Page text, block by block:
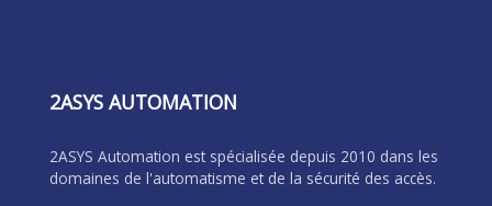
2ASYS AUTOMATION
2ASYS Automation est spécialisée depuis 2010 dans les
domaines de l'automatisme et de la sécurité des accès.